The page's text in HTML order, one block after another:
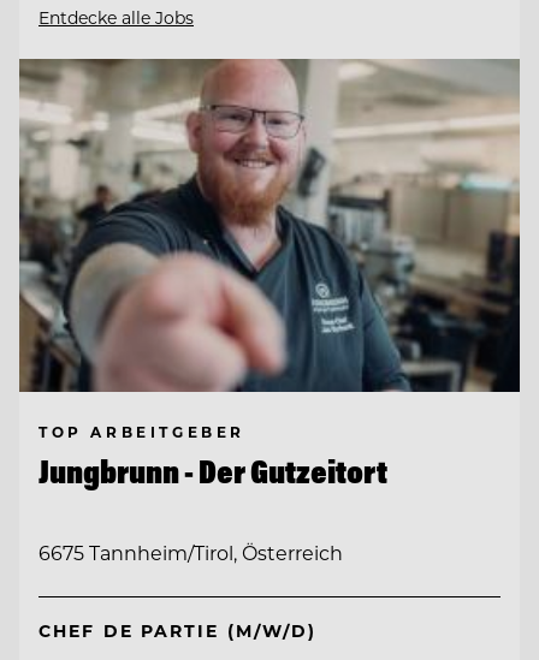
Entdecke alle Jobs
TOP ARBEITGEBER
Jungbrunn - Der Gutzeitort
6675 Tannheim/Tirol, Österreich
CHEF DE PARTIE (M/W/D)